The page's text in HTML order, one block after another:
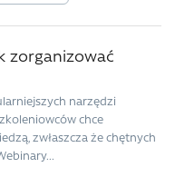
zorganizować
narzędzi
chce
zwłaszcza że chętnych